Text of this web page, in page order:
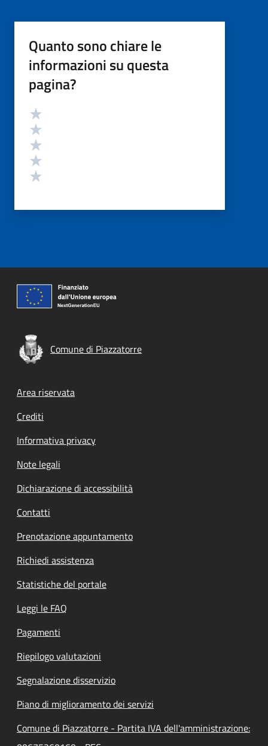
Quanto sono chiare le
informazioni su questa
pagina?
Valutazione
Comune di Piazzatorre
Footer menu
Area riservata
Crediti
Informativa privacy
Note legali
Dichiarazione di accessibilità
Contatti
Prenotazione appuntamento
Richiedi assistenza
Statistiche del portale
Leggi le FAQ
Pagamenti
Riepilogo valutazioni
Segnalazione disservizio
Piano di miglioramento dei servizi
Comune di Piazzatorre - Partita IVA dell'amministrazione: